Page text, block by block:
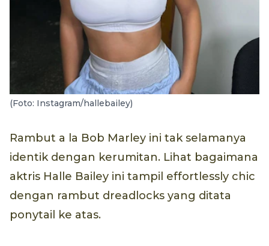
(Foto: Instagram/hallebailey)
Rambut a la Bob Marley ini tak selamanya
identik dengan kerumitan. Lihat bagaimana
aktris Halle Bailey ini tampil effortlessly chic
dengan rambut dreadlocks yang ditata
ponytail ke atas.